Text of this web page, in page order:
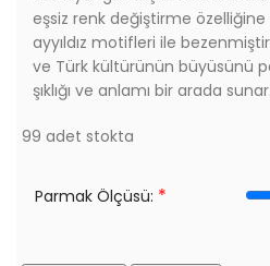
eşsiz renk değiştirme
ayyıldız motifleri ile
ve Türk kültürünün büyüsünü
şıklığı ve anlamı bir arada sunar.
99 adet stokta
Parmak Ölçüsü: *